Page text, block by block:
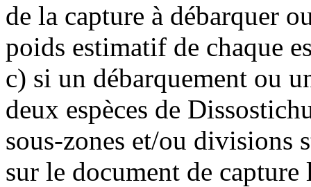
de la capture à débarquer
poids estimatif de chaque
c) si un débarquement ou
deux espèces de
sous-zones et/ou divisions
sur le document de